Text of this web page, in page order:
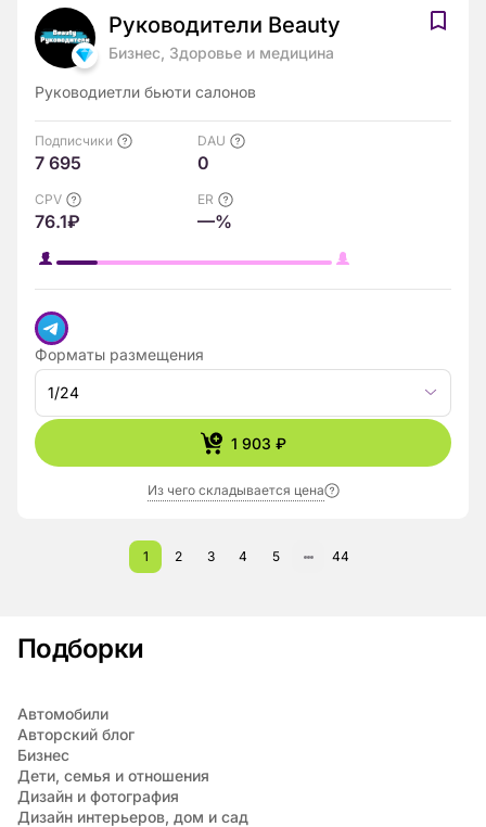
Руководители Beauty
Бизнес, Здоровье и медицина
Руководиетли бьюти салонов
Подписчики
7 695
DAU
0
CPV
76.1₽
ER
—%
Форматы размещения
1/24
1 903 ₽
Из чего складывается цена
1 2 3 4 5 44
Подборки
Автомобили
Авторский блог
Бизнес
Дети, семья и отношения
Дизайн и фотография
Дизайн интерьеров, дом и сад